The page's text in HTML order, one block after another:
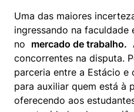
Uma das maiores
ingressando na faculdade
no mercado de trabalho.
concorrentes na disputa.
parceria entre a Estácio e
para auxiliar quem está à
oferecendo aos